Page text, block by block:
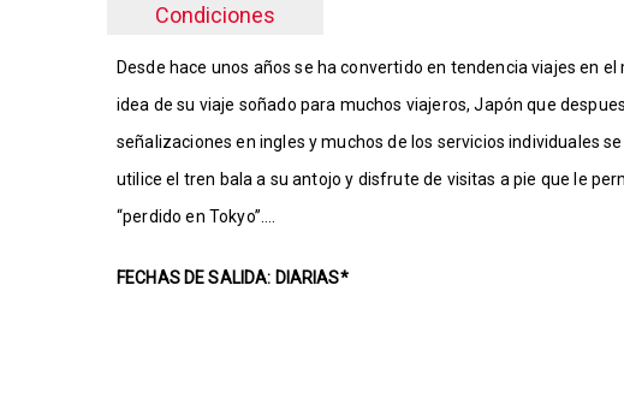
Condiciones
Desde hace unos años se ha convertido en tendencia viajes en
idea de su viaje soñado para muchos viajeros, Japón que
señalizaciones en ingles y muchos de los servicios individuales
utilice el tren bala a su antojo y disfrute de visitas a pie que le
“perdido en Tokyo”….
FECHAS DE SALIDA: DIARIAS*